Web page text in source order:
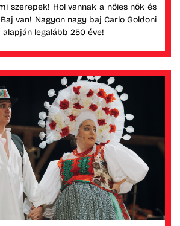
szerepek! Hol vannak a nőies nők és
van! Nagyon nagy baj Carlo Goldoni
legalább 250 éve!